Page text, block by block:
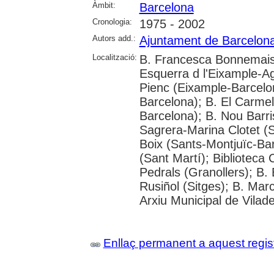
Àmbit:
Barcelona
Cronologia: 1975 - 2002
Autors add.: Ajuntament de
Localització: B. Francesca
Esquerra d l'Eixample-
Pienc (Eixample-
Barcelona); B. El
Barcelona); B. Nou
Sagrera-Marina Clotet
Boix (Sants-Montjuïc-
(Sant Martí); Biblioteca
Pedrals (Granollers); B.
Rusiñol (Sitges); B.
Arxiu Municipal de
Enllaç permanent a aquest